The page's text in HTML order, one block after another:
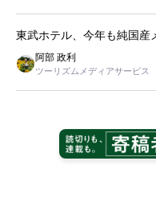
東武ホテル、今年も純国産
阿部 政利
ツーリズムメディアサービス